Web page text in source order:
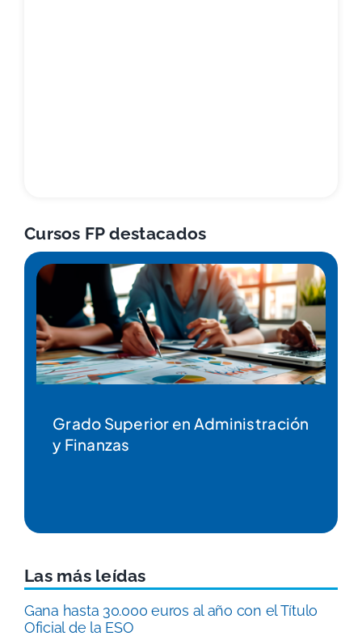
Cursos FP destacados
Grado Superior en Educación
Infantil
Las más leídas
Gana hasta 30.000 euros al año con el Título
Oficial de la ESO